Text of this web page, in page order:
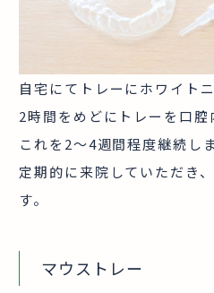
自宅にてトレーにホワイト
2時間をめどにトレーを口腔
これを2～4週間程度継続しま
定期的に来院していただき
す。
マウストレー